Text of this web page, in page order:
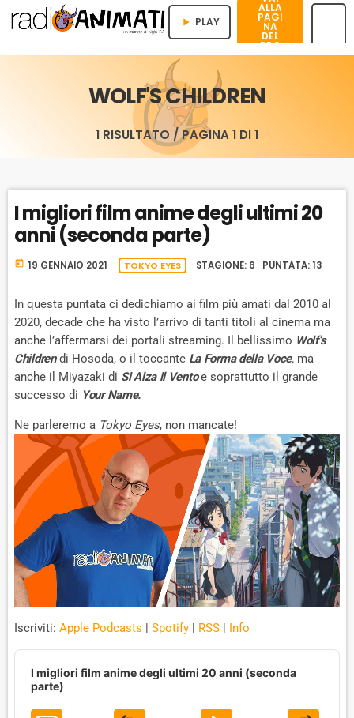
play_arrow PLAY
ALLA
PAGI
NA
DEL
PRO
GRA
WOLF'S CHILDREN
1 RISULTATO / PAGINA 1 DI 1
I migliori film anime degli ultimi 20
anni (seconda parte)
today 19 GENNAIO 2021 TOKYO EYES STAGIONE: 6 PUNTATA: 13
In questa puntata ci dedichiamo ai film più amati dal 2010 al
2020, decade che ha visto l’arrivo di tanti titoli al cinema ma
anche l’affermarsi dei portali streaming. Il bellissimo Wolf’s
Childrendi Hosoda, o il toccante La Forma della Voce,ma
anche il Miyazaki di Si Alza il Ventoe soprattutto il grande
successo di Your Name.
Ne parleremo a Tokyo Eyes, non mancate!
Iscriviti: Apple Podcasts | Spotify | RSS | Info
A
I migliori film anime degli ultimi 20 anni (seconda
parte)